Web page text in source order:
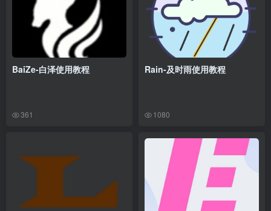
BaiZe-白泽使用教程
361
Rain-及时雨使用教程
1080